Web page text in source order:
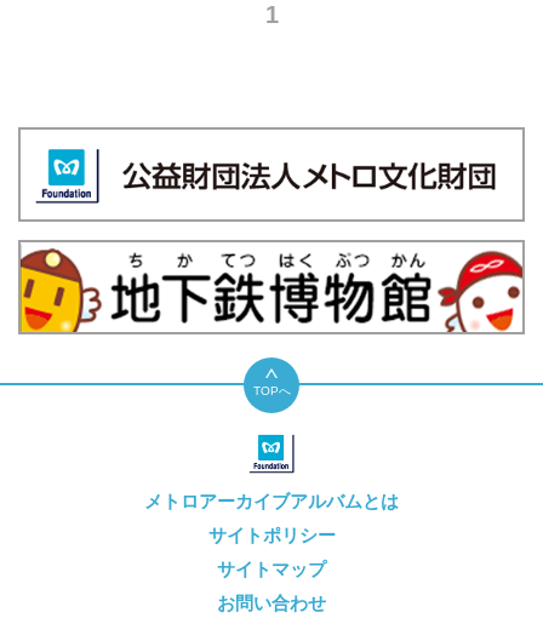
1
TOPへ
メトロアーカイブアルバムとは
サイトポリシー
サイトマップ
お問い合わせ